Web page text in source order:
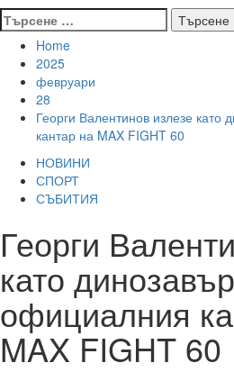
Търсене
за:
Home
2025
февруари
28
Георги Валентинов излезе
кантар на MAX FIGHT 60
НОВИНИ
СПОРТ
СЪБИТИЯ
Георги
като
официалния
MAX FIGHT 60